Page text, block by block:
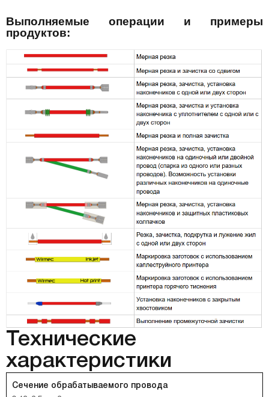
Выполняемые операции и примеры
продуктов:
Технические
характеристики
Сечение обрабатываемого провода